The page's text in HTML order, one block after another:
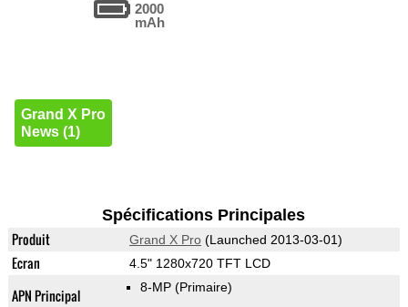
2000
mAh
Grand X Pro
News (1)
Spécifications Principales
Produit Grand X Pro(Launched 2013-03-01)
Ecran 4.5" 1280x720 TFT LCD
APN Principal 8-MP (Primaire)